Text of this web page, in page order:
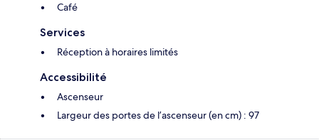
Café
Services
Réception à horaires limités
Accessibilité
Ascenseur
Largeur des portes de l’ascenseur (en cm) : 97